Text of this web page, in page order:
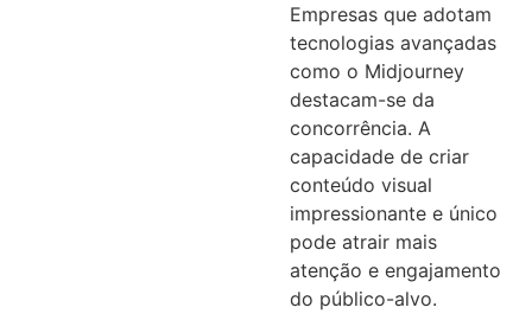
Empresas que adotam
tecnologias avançadas
como o Midjourney
destacam-se da
concorrência. A
capacidade de criar
conteúdo visual
impressionante e único
pode atrair mais
atenção e engajamento
do público-alvo.